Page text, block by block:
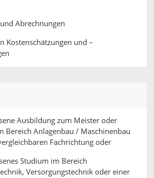
Abrechnungen
Kostenschätzungen und –
Ausbildung zum Meister oder
Bereich Anlagenbau / Maschinenbau
Fachrichtung oder
Studium im Bereich
Versorgungstechnik oder einer